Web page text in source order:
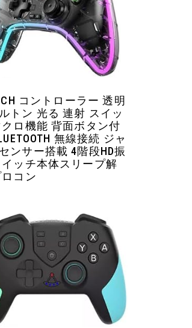
コントローラー 透明
トン 光る 連射 スイッ
ロ機能 背面ボタン付
無線接続 ジャ
ンサー搭載 4階段HD振
ッチ本体スリープ解
コン